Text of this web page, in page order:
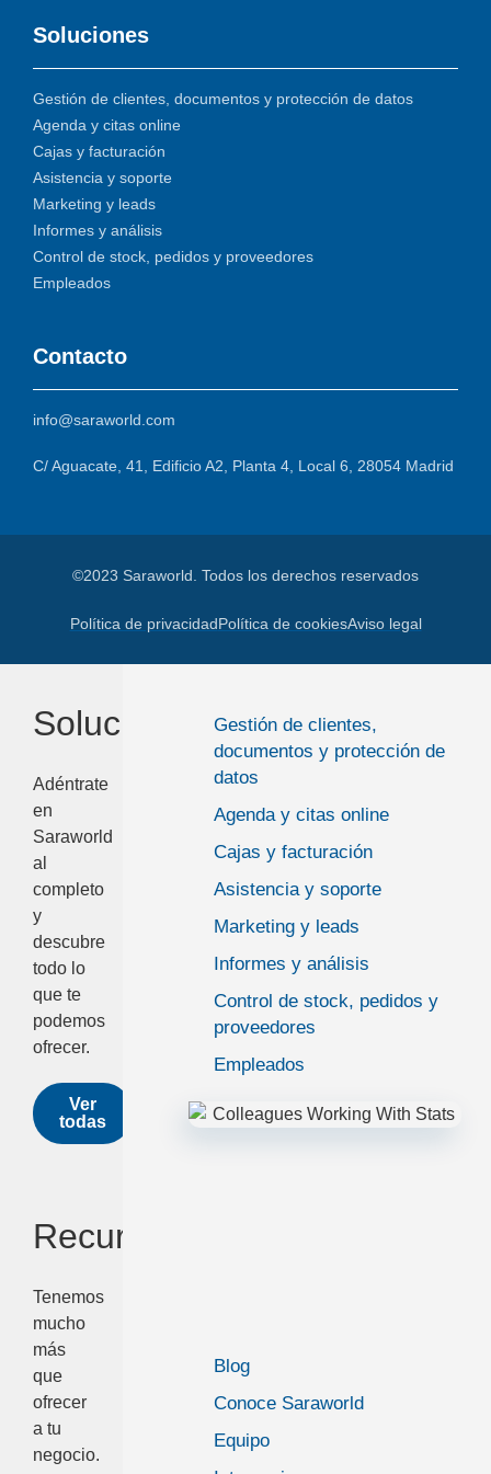
Soluciones
Gestión de clientes, documentos y protección de datos
Agenda y citas online
Cajas y facturación
Asistencia y soporte
Marketing y leads
Informes y análisis
Control de stock, pedidos y proveedores
Empleados
Contacto
info@saraworld.com
C/ Aguacate, 41, Edificio A2, Planta 4, Local 6, 28054 Madrid
©2023 Saraworld. Todos los derechos reservados
Política de privacidadPolítica de cookiesAviso legal
Soluciones
Adéntrate
en
Saraworld
al
completo
y
descubre
todo lo
que te
podemos
ofrecer.
Ver
todas
Gestión de clientes,
documentos y protección de
datos
Agenda y citas online
Cajas y facturación
Asistencia y soporte
Marketing y leads
Informes y análisis
Control de stock, pedidos y
proveedores
Empleados
Recursos
Tenemos
mucho
más
que
ofrecer
a tu
negocio.
Blog
Conoce Saraworld
Equipo